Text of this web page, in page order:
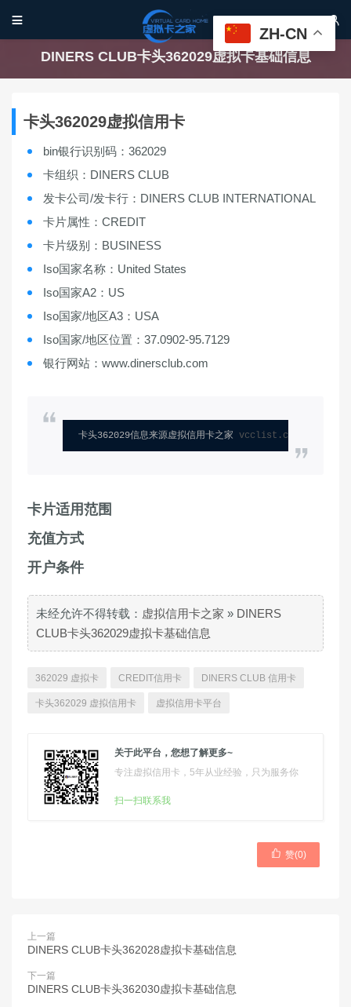
 
DINERS CLUB卡头362029虚拟卡基础信息
卡头362029虚拟信用卡
bin银行识别码：362029
卡组织：DINERS CLUB
发卡公司/发卡行：DINERS CLUB INTERNATIONAL
卡片属性：CREDIT
卡片级别：BUSINESS
Iso国家名称：United States
Iso国家A2：US
Iso国家/地区A3：USA
Iso国家/地区位置：37.0902-95.7129
银行网站：www.dinersclub.com
卡头362029信息来源虚拟信用卡之家 vcclist.com
卡片适用范围
充值方式
开户条件
未经允许不得转载： 虚拟信用卡之家 » DINERS
CLUB卡头362029虚拟卡基础信息
362029 虚拟卡 CREDIT信用卡 DINERS CLUB 信用卡
卡头362029 虚拟信用卡 虚拟信用卡平台
关于此平台，您想了解更多~
专注虚拟信用卡，5年从业经验，只为服务你
扫一扫联系我
 赞(0)
上一篇
DINERS CLUB卡头362028虚拟卡基础信息
下一篇
DINERS CLUB卡头362030虚拟卡基础信息
ZH-CN